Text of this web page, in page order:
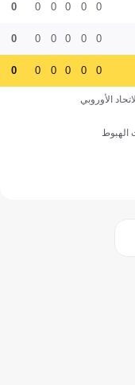
0
0
0
0
0
0
0
0
0
0
0
0
0
0
0
0
0
0
الأوروبي
الهبوط